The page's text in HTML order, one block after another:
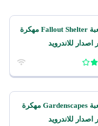
تحميل لعبة Fallout Shelter مهكرة
تحميل لعبة Gardenscapes مهكرة